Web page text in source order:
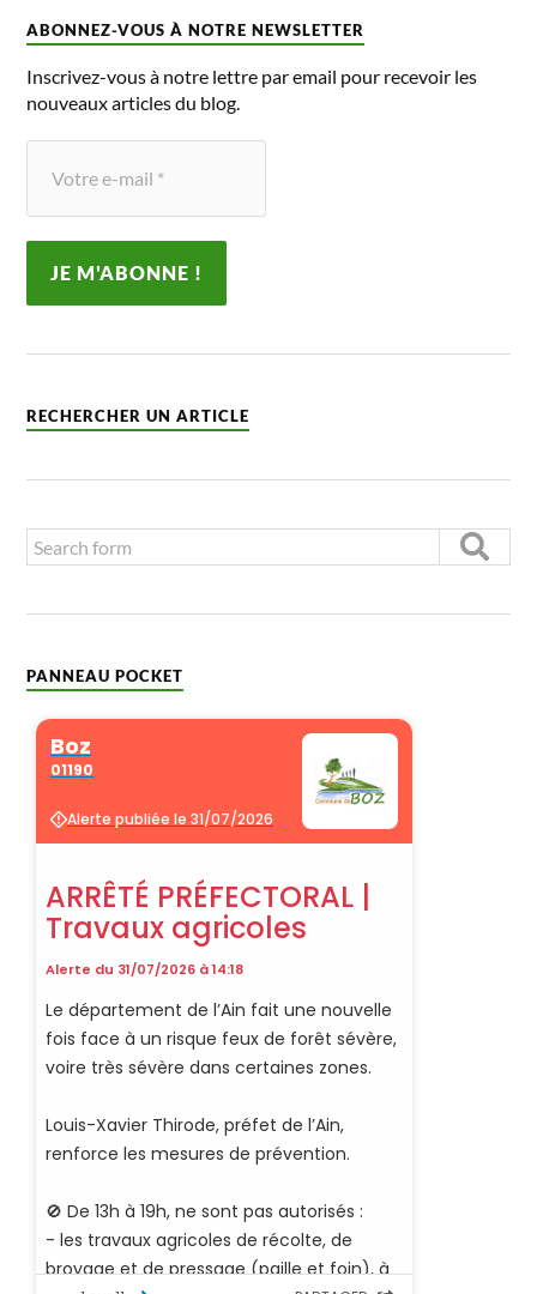
ABONNEZ-VOUS À NOTRE NEWSLETTER
Inscrivez-vous à notre lettre par email pour recevoir les
nouveaux articles du blog.
RECHERCHER UN ARTICLE
PANNEAU POCKET